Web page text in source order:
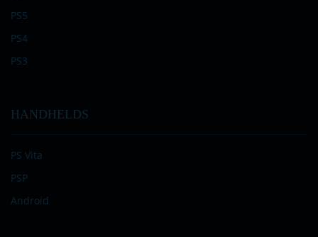
PS5
PS4
PS3
HANDHELDS
PS Vita
PSP
Android